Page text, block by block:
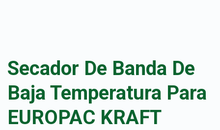
Secador De Banda De
Baja Temperatura Para
EUROPAC KRAFT